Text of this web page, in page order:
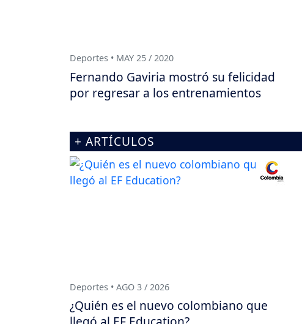
Deportes • MAY 25 / 2020
Fernando Gaviria mostró su felicidad
por regresar a los entrenamientos
+ ARTÍCULOS
Deportes • AGO 3 / 2026
¿Quién es el nuevo colombiano que